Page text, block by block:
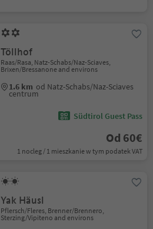
Töllhof
Raas/Rasa, Natz-Schabs/Naz-Sciaves,
Brixen/Bressanone and environs
1.6 km od Natz-Schabs/Naz-Sciaves
centrum
Südtirol Guest Pass
Od 60€
1 nocleg / 1 mieszkanie w tym podatek VAT
Yak Häusl
Pflersch/Fleres, Brenner/Brennero,
Sterzing/Vipiteno and environs